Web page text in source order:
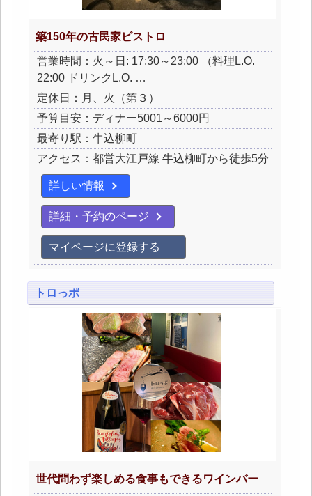
築150年の古民家ビストロ
営業時間：火～日: 17:30～23:00 （料理L.O.
22:00 ドリンクL.O. …
定休日：月、火（第３）
予算目安：ディナー5001～6000円
最寄り駅：牛込柳町
アクセス：都営大江戸線 牛込柳町から徒歩5分
詳しい情報
詳細・予約のページ
マイページに登録する
トロっポ
世代問わず楽しめる食事もできるワインバー